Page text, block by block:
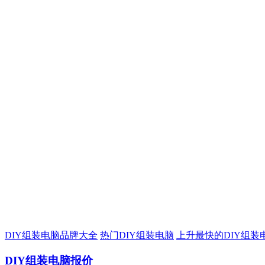
DIY组装电脑品牌大全 热门DIY组装电脑 上升最快的DIY组装
DIY组装电脑报价